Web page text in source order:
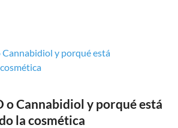
o Cannabidiol y porqué está
la cosmética